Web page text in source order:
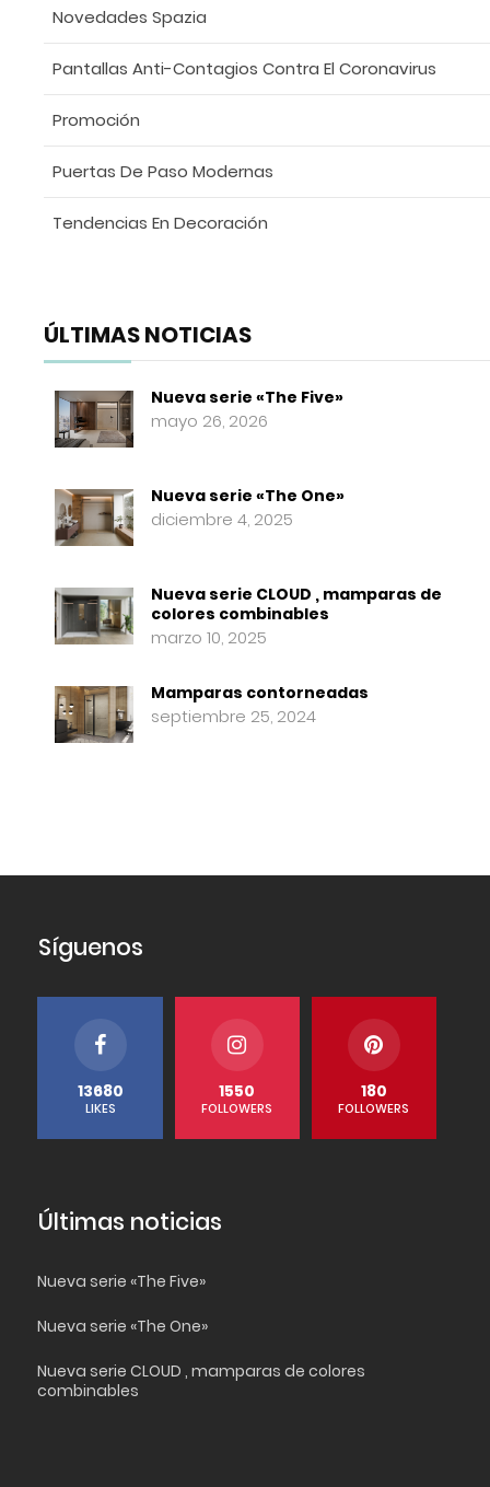
Novedades Spazia
Pantallas Anti-Contagios Contra El Coronavirus
Promoción
Puertas De Paso Modernas
Tendencias En Decoración
ÚLTIMAS NOTICIAS
Nueva serie «The Five»
mayo 26, 2026
Nueva serie «The One»
diciembre 4, 2025
Nueva serie CLOUD , mamparas de
colores combinables
marzo 10, 2025
Mamparas contorneadas
septiembre 25, 2024
Síguenos
13680
LIKES
1550
FOLLOWERS
180
FOLLOWERS
Últimas noticias
Nueva serie «The Five»
Nueva serie «The One»
Nueva serie CLOUD , mamparas de colores
combinables